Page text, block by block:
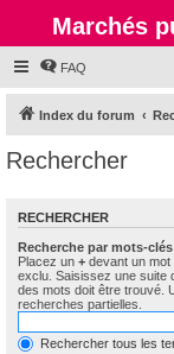
Marchés
FAQ
Index du forum
Rechercher
RECHERCHER
Recherche par mots-
Placez un + devant un mot
exclu. Saisissez une suite
des mots doit être trouvé.
recherches partielles.
Rechercher tous les